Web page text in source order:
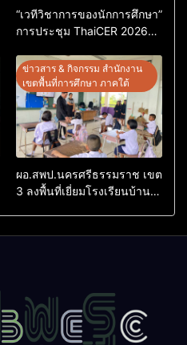
“เวทีวิชาการของนักการศึกษา”
การประชุม ThaiCER 2026
Conference on Education
Research (ThaiCER) 2026
ข่าวสาร & กิจกรรม สำนักงาน
เขตพื้นที่การศึกษา ภาคใต้
ผอ.สพป.นครศรีธรรมราช เขต
3 ลงพื้นที่เยี่ยมโรงเรียนบ้าน